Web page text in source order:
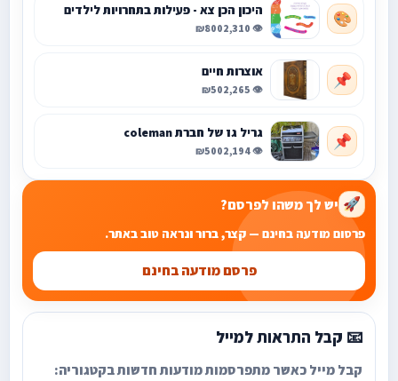
🎨 היכון הכן צא - פעילות בתחרויות לילדים
👁️ 2,310
₪800
📌 אוצרות חיים
👁️ 2,265
₪50
📌 גריל גז של חברת coleman
👁️ 2,194
₪500
🚀 יש לך משהו לפרסם?
פרסום מודעה בחינם — קצר, ברור ונראה טוב באתר.
פרסם מודעה בחינם
📧 קבל התראות למייל
קבל מייל כאשר מתפרסמות מודעות חדשות בקטגוריה: